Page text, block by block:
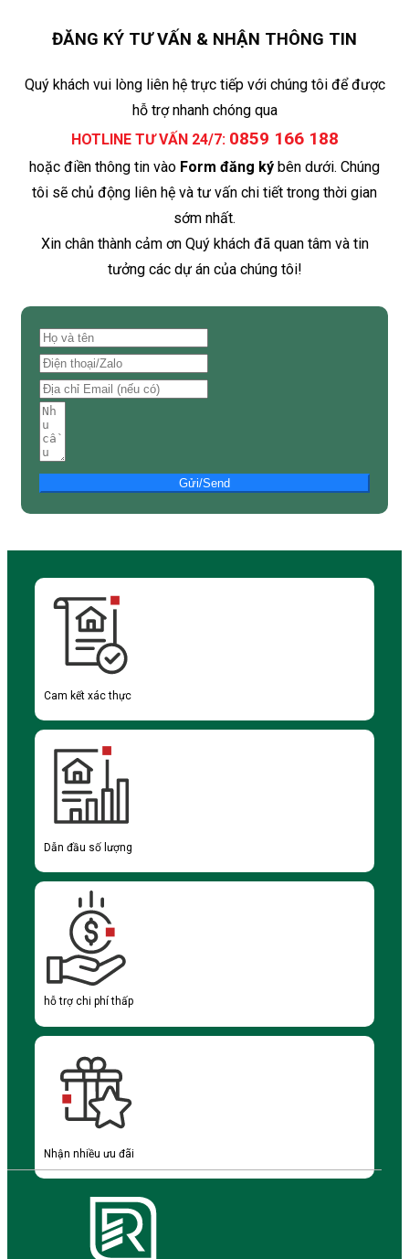
ĐĂNG KÝ TƯ VẤN & NHẬN THÔNG TIN
Quý khách vui lòng liên hệ trực tiếp với chúng tôi để được
hỗ trợ nhanh chóng qua
HOTLINE TƯ VẤN 24/7: 0859 166 188
hoặc điền thông tin vào Form đăng ký bên dưới. Chúng
tôi sẽ chủ động liên hệ và tư vấn chi tiết trong thời gian
sớm nhất.
Xin chân thành cảm ơn Quý khách đã quan tâm và tin
tưởng các dự án của chúng tôi!
Gửi/Send
Cam kết xác thực
Dẫn đầu số lượng
hỗ trợ chi phí thấp
Nhận nhiều ưu đãi